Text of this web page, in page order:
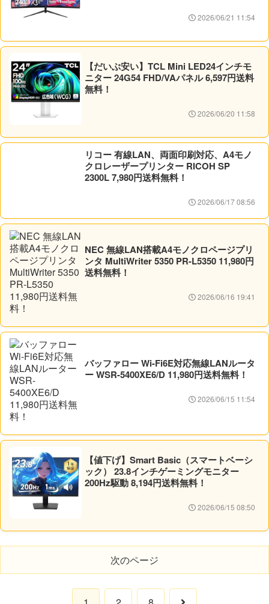
2026/06/21 11:54
【だいぶ安い】TCL Mini LED24インチモ
ニター 24G54 FHD/VAパネル 6,597円送料
無料！
2026/06/20 11:58
リコー 有線LAN、両面印刷対応、A4モノ
クロレーザープリンター RICOH SP
2300L 7,980円送料無料！
2026/06/17 08:56
NEC 無線LAN搭載A4モノクロページプリ
ンタ MultiWriter 5350 PR-L5350 11,980円
送料無料！
2026/06/16 19:41
バッファロー Wi-Fi6E対応無線LANルータ
ー WSR-5400XE6/D 11,980円送料無料！
2026/06/15 11:54
【値下げ】Smart Basic（スマートベーシ
ック） 23.8インチゲーミングモニター
200Hz駆動 8,194円送料無料！
2026/06/15 08:50
次のページ